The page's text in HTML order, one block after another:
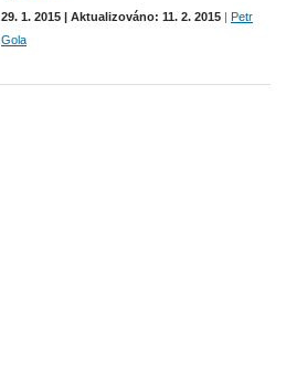
29. 1. 2015 | Aktualizováno: 11. 2. 2015
Petr
Gola